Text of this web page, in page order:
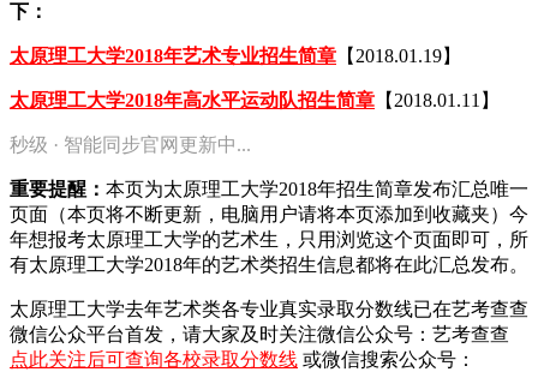
下：
太原理工大学2018年艺术专业招生简章 【2018.01.19】
太原理工大学2018年高水平运动队招生简章 【2018.01.11】
秒级 · 智能同步官网更新中...
重要提醒： 本页为太原理工大学2018年招生简章发布汇总唯一
页面（本页将不断更新，电脑用户请将本页添加到收藏夹）今
年想报考太原理工大学的艺术生，只用浏览这个页面即可，所
有太原理工大学2018年的艺术类招生信息都将在此汇总发布。
太原理工大学去年艺术类各专业真实录取分数线已在艺考查查
微信公众平台首发， 请大家及时关注微信公众号：艺考查查
点此关注后可查询各校录取分数线 或微信搜索公众号：